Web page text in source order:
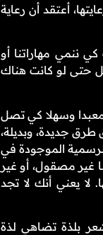
أعتقد أن رعاية
كي ننمي مهاراتنا أو
حتى لو كانت هناك
معبدا وسهلا كي تصل
طرق جديدة، وبديلة،
الموجودة في
غير مصقول، أو غير
لا يعني أنك لا تجد
بلذة تضاهي لذة